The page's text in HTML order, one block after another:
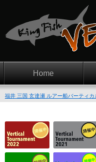
Home
福井 三国 玄達瀬 ルアー船バーティカ